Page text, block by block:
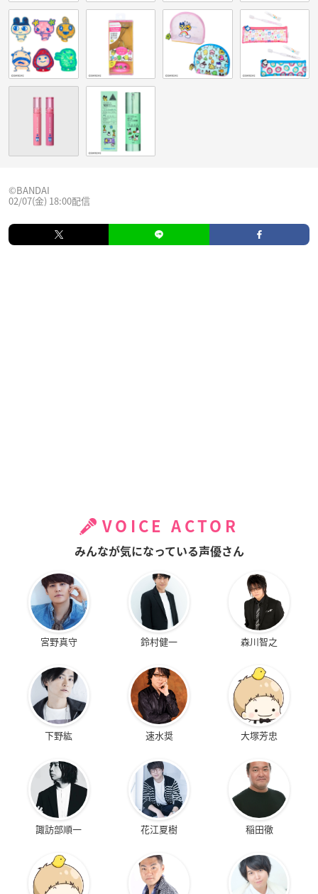
©BANDAI
02/07(金) 18:00配信
VOICE ACTOR
みんなが気になっている声優さん
宮野真守 鈴村健一 森川智之
下野紘 速水奨 大塚芳忠
諏訪部順一 花江夏樹 稲田徹